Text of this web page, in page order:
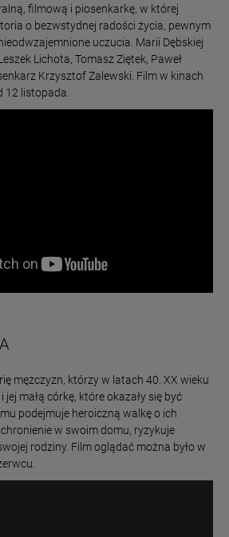
filmową i piosenkarkę, w której
o bezwstydnej radości życia, pewnym
uczucia. Marii Dębskiej
Lichota, Tomasz Ziętek, Paweł
Krzysztof Zalewski. Film w kinach
12 listopada.
mężczyzn, którzy w latach 40. XX wieku
jej małą córkę, które okazały się być
podejmuje heroiczną walkę o ich
w swoim domu, ryzykuje
rodziny. Film oglądać można było w